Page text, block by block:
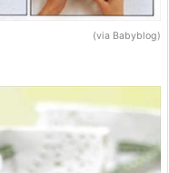
(via Babyblog)